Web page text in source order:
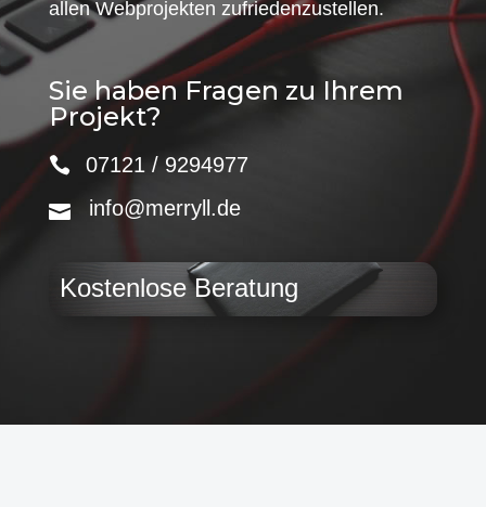
allen Webprojekten zufriedenzustellen.
Sie haben Fragen zu Ihrem
Projekt?
07121 / 9294977
info@merryll.de
Kostenlose Beratung